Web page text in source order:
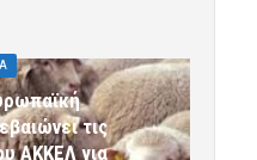
τις
ΑΚΚΕΛ για